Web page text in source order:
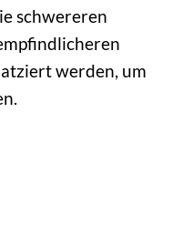
schwereren
werden, um